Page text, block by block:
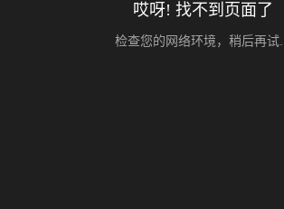
哎呀! 找不到页面了
检查您的网络环境，稍后再试...